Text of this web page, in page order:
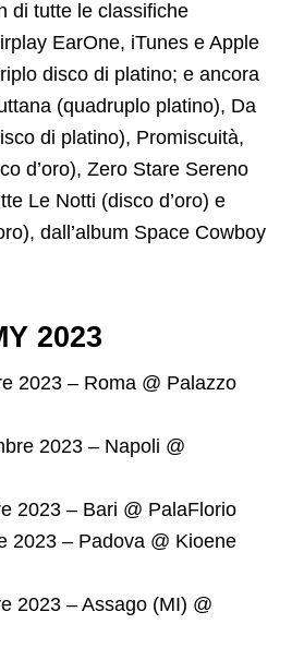
di tutte le classifiche
EarOne, iTunes e Apple
disco di platino; e ancora
(quadruplo platino), Da
di platino), Promiscuità,
d’oro), Zero Stare Sereno
Le Notti (disco d’oro) e
dall’album Space Cowboy
2023
2023 – Roma @ Palazzo
2023 – Napoli @
2023 – Bari @ PalaFlorio
2023 – Padova @ Kioene
2023 – Assago (MI) @